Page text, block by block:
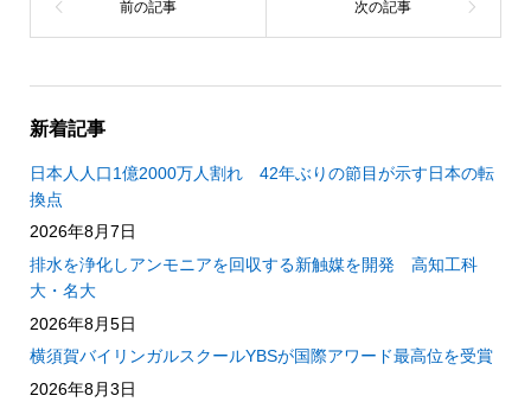
新着記事
日本人人口1億2000万人割れ 42年ぶりの節目が示す日本の転
換点
2026年8月7日
排水を浄化しアンモニアを回収する新触媒を開発 高知工科
大・名大
2026年8月5日
横須賀バイリンガルスクールYBSが国際アワード最高位を受賞
2026年8月3日